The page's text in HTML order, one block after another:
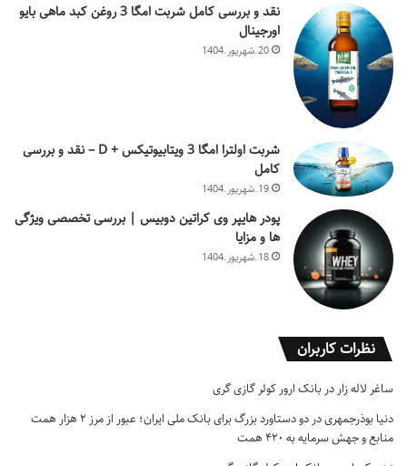
نقد و بررسی کامل شربت امگا 3 روغن کبد ماهی بایو
اورجینال
20.شهریور.1404
شربت اولترا امگا 3 ویتابیوتیکس + D – نقد و بررسی
کامل
19.شهریور.1404
پودر هایپر وی کراتین دوبیس | بررسی تخصصی ویژگی
ها و مزایا
18.شهریور.1404
نظرات کاربران
ساغر لاله زار در بانک ارور کولر گازی گری
دنیا بوذرجمهریدر
دو دستاورد بزرگ برای بانک ملی ایران؛ عبور از مرز ۲ هزار همت
منابع و جهش سرمایه به ۴۲۰ همت